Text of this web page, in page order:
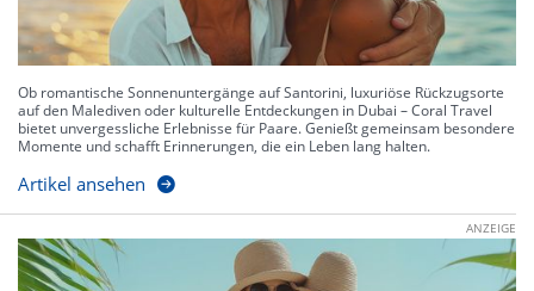
Ob romantische Sonnenuntergänge auf Santorini, luxuriöse Rückzugsorte
auf den Malediven oder kulturelle Entdeckungen in Dubai – Coral Travel
bietet unvergessliche Erlebnisse für Paare. Genießt gemeinsam besondere
Momente und schafft Erinnerungen, die ein Leben lang halten.
Artikel ansehen
ANZEIGE